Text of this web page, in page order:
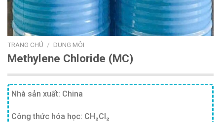
TRANG CHỦ / DUNG MÔI
Methylene Chloride (MC)
Nhà sản xuất: China
Công thức hóa học: CH₂Cl₂